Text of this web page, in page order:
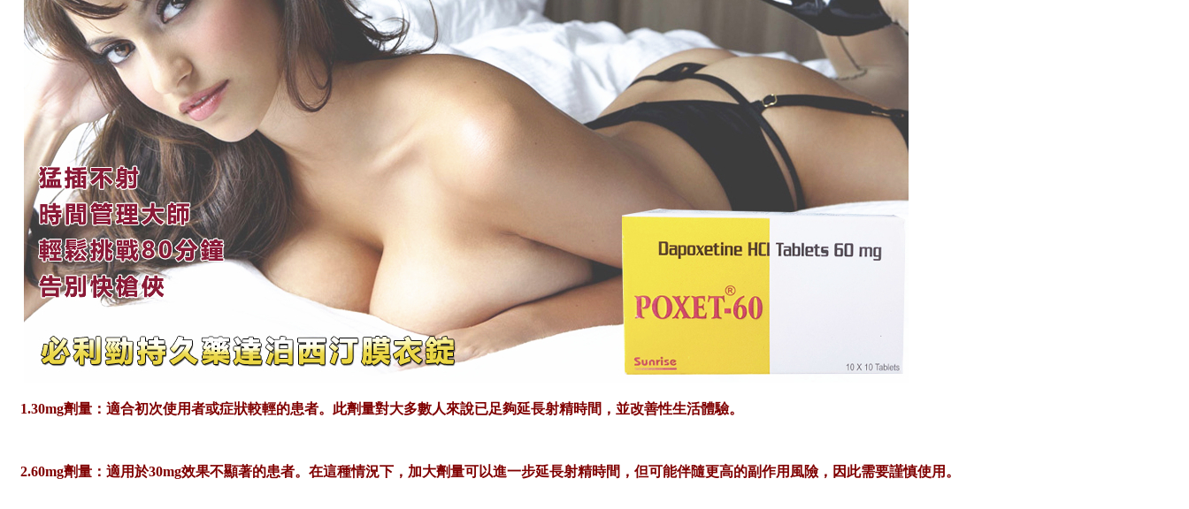
1.30mg劑量：適合初次使用者或症狀較輕的患者。此劑量對大多數人來說已足夠延長射精時間，並改善性生活體驗。
2.60mg劑量：適用於30mg效果不顯著的患者。在這種情況下，加大劑量可以進一步延長射精時間，但可能伴隨更高的副作用風險，因此需要謹慎使用。